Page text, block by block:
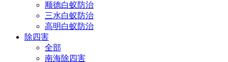
顺德白蚁防治
三水白蚁防治
高明白蚁防治
除四害
全部
南海除四害